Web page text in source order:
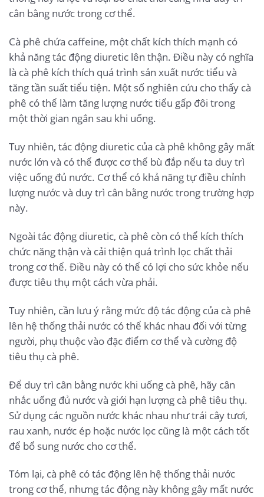
cân bằng nước trong cơ thể.
Cà phê chứa caffeine, một chất kích thích mạnh có
khả năng tác động diuretic lên thận. Điều này có nghĩa
là cà phê kích thích quá trình sản xuất nước tiểu và
tăng tần suất tiểu tiện. Một số nghiên cứu cho thấy cà
phê có thể làm tăng lượng nước tiểu gấp đôi trong
một thời gian ngắn sau khi uống.
Tuy nhiên, tác động diuretic của cà phê không gây mất
nước lớn và có thể được cơ thể bù đắp nếu ta duy trì
việc uống đủ nước. Cơ thể có khả năng tự điều chỉnh
lượng nước và duy trì cân bằng nước trong trường hợp
này.
Ngoài tác động diuretic, cà phê còn có thể kích thích
chức năng thận và cải thiện quá trình lọc chất thải
trong cơ thể. Điều này có thể có lợi cho sức khỏe nếu
được tiêu thụ một cách vừa phải.
Tuy nhiên, cần lưu ý rằng mức độ tác động của cà phê
lên hệ thống thải nước có thể khác nhau đối với từng
người, phụ thuộc vào đặc điểm cơ thể và cường độ
tiêu thụ cà phê.
Để duy trì cân bằng nước khi uống cà phê, hãy cân
nhắc uống đủ nước và giới hạn lượng cà phê tiêu thụ.
Sử dụng các nguồn nước khác nhau như trái cây tươi,
rau xanh, nước ép hoặc nước lọc cũng là một cách tốt
để bổ sung nước cho cơ thể.
Tóm lại, cà phê có tác động lên hệ thống thải nước
trong cơ thể, nhưng tác động này không gây mất nước